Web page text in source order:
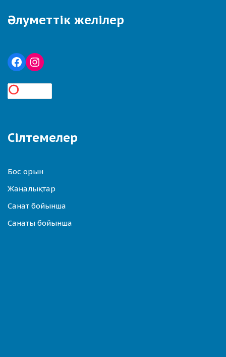
Әлуметтік желілер
Сілтемелер
Бос орын
Жаңалықтар
Санат бойынша
Санаты бойынша